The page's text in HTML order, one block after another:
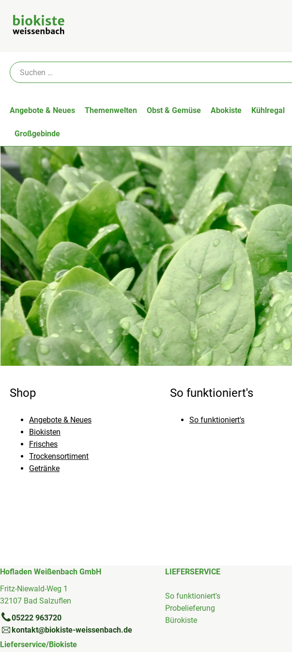
Angebote & Neues Themenwelten Obst & Gemüse Abokiste Kühlregal
Großgebinde
Shop
Angebote & Neues
Biokisten
Frisches
Trockensortiment
Getränke
So funktioniert's
So funktioniert's
Hofladen Weißenbach GmbH
Fritz-Niewald-Weg 1
32107 Bad Salzuflen
05222 963720
kontakt@biokiste-weissenbach.de
Lieferservice/Biokiste
LIEFERSERVICE
So funktioniert's
Probelieferung
Bürokiste